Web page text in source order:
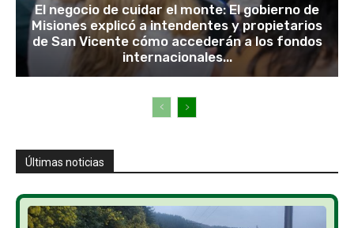
El negocio de cuidar el monte: El gobierno de
Misiones explicó a intendentes y propietarios
de San Vicente cómo accederán a los fondos
internacionales...
Últimas noticias